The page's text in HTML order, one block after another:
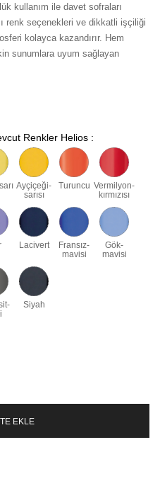
kullanım ile davet sofraları
renk seçenekleri ve dikkatli işçiliği
kolayca kazandırır. Hem
sunumlara uyum sağlayan
Renkler Helios :
Ayçiçeği-
sarısı
Turuncu Vermilyon-
kırmızısı
Lacivert
Fransız-
mavisi
Gök-
mavisi
Siyah
EKLE